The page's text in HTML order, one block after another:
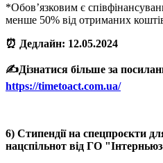
*Обов’язковим є
менше 50% від отриманих
⏰ Дедлайн: 12.05.2024
✍️Дізнатися більше за
https://timetoact.com.ua/
6) Стипендії на спецпроєкти
нацспільнот від ГО